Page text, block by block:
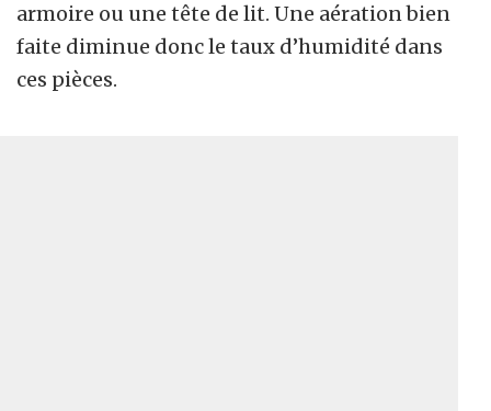
armoire ou une tête de lit. Une aération bien
faite diminue donc le taux d’humidité dans
ces pièces.